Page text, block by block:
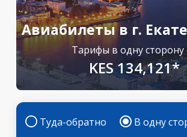
Авиабилеты в г.
Тарифы в одну сторону
KES 134,121*
Туда-обратно В одну